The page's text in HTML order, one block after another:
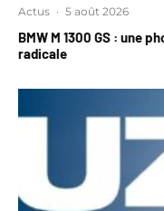
Actus · 5 août 2026
BMW M 1300 GS : une
radicale